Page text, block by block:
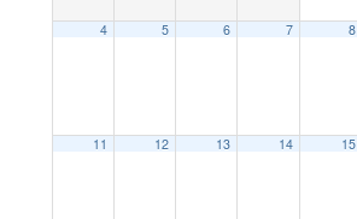
4 5 6 7 8
11 12 13 14 15